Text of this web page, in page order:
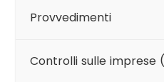
Provvedimenti
Controlli sulle imprese